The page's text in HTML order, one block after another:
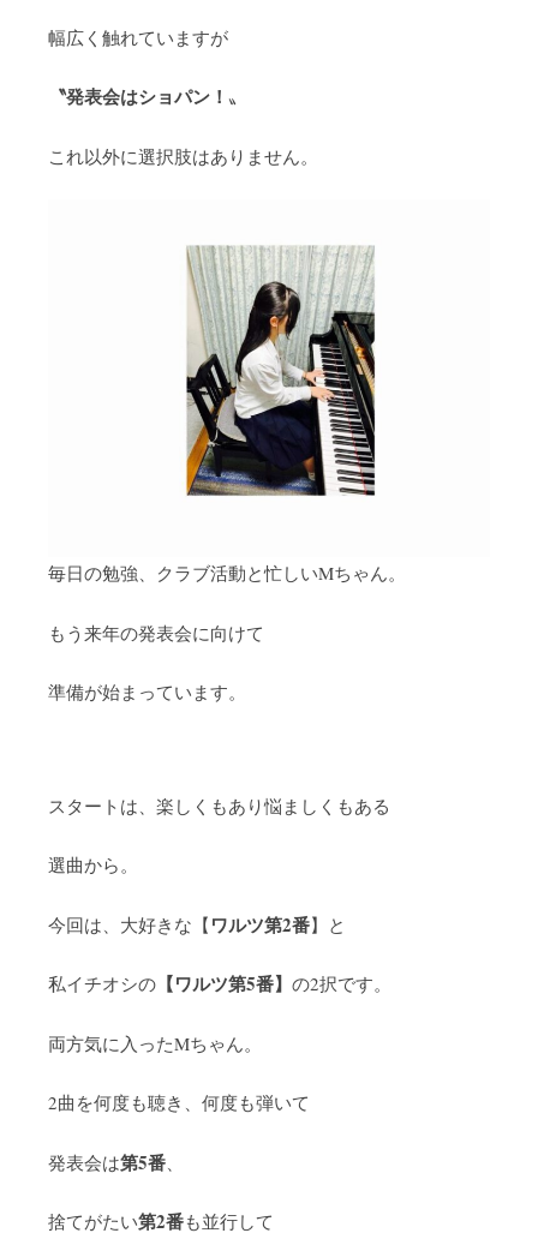
幅広く触れていますが
〝発表会はショパン！ 〟
これ以外に選択肢はありません。
毎日の勉強、クラブ活動と忙しいMちゃん。
もう来年の発表会に向けて
準備が始まっています。
スタートは、楽しくもあり悩ましくもある
選曲から。
今回は、大好きな【 ワルツ第2番】と
私イチオシの 【ワルツ第5番】 の2択です。
両方気に入ったMちゃん。
2曲を何度も聴き、何度も弾いて
発表会は第5番
捨てがたい第2番も並行して